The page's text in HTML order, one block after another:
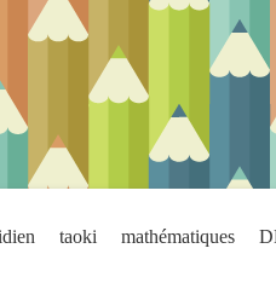
taoki mathématiques